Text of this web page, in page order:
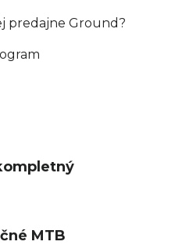
predajne Ground?
MTB